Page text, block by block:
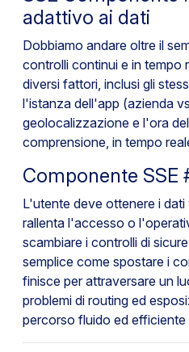
adattivo ai dati
Dobbiamo andare oltre il
controlli continui e in tempo
diversi fattori, inclusi gli
l'istanza dell'app (azienda
geolocalizzazione e l'ora
comprensione, in tempo
Componente SSE
L'utente deve ottenere i
rallenta l'accesso o
scambiare i controlli di
semplice come spostare i
finisce per attraversare un
problemi di routing ed
percorso fluido ed